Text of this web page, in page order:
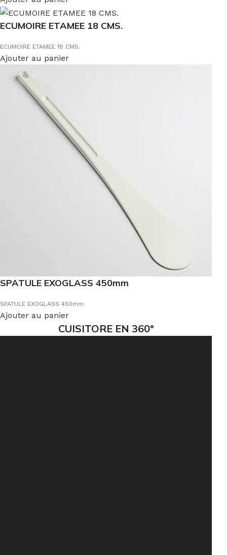
ECUMOIRE ETAMEE 18 CMS.
ECUMOIRE ETAMEE 18 CMS.
Ajouter au panier
SPATULE EXOGLASS 450mm
SPATULE EXOGLASS 450mm
Ajouter au panier
CUISITORE EN 360°